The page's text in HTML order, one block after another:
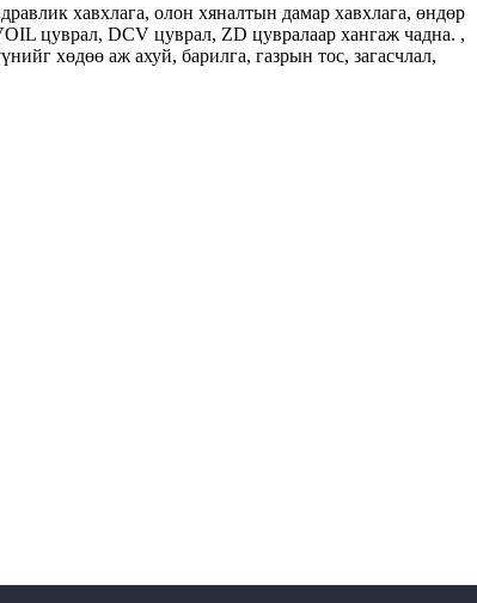
хавхлага, олон хяналтын дамар хавхлага, өндөр
цуврал, DCV цуврал, ZD цувралаар хангаж чадна. ,
хөдөө аж ахуй, барилга, газрын тос, загасчлал,